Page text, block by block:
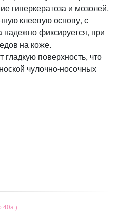
гиперкератоза и мозолей.
клеевую основу, с
фиксируется, при
на коже.
поверхность, что
чулочно-носочных
40а )